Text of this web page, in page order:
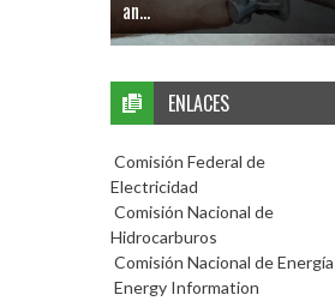
an...
ENLACES
Comisión Federal de
Electricidad
Comisión Nacional de
Hidrocarburos
Comisión Nacional de Energía
Energy Information